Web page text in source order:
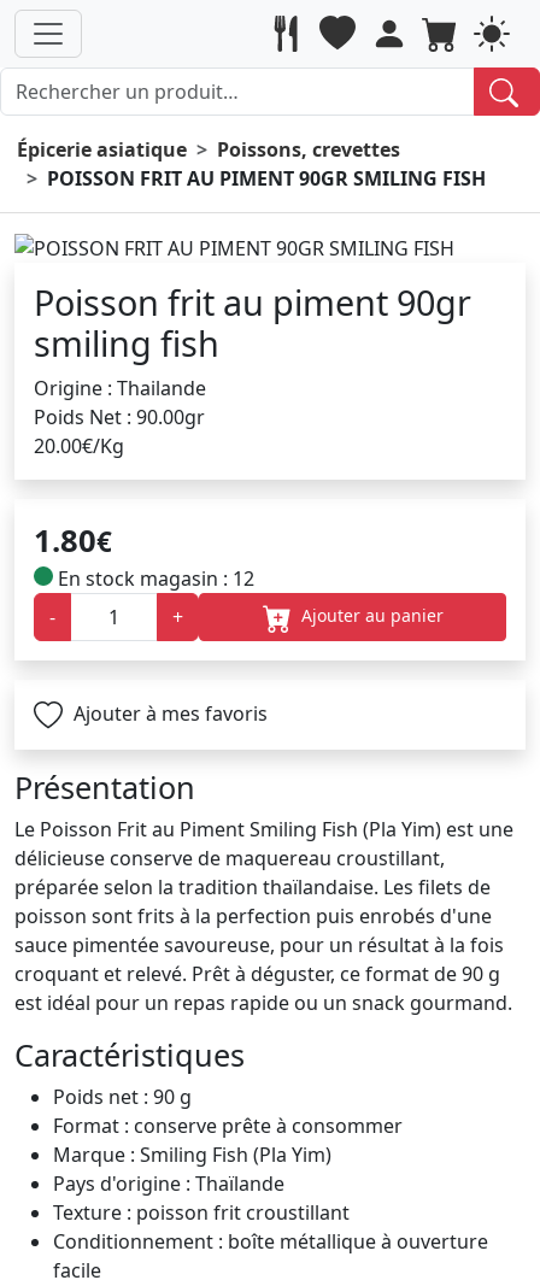
Épicerie asiatique
Poissons, crevettes
POISSON FRIT AU PIMENT 90GR SMILING FISH
Poisson frit au piment 90gr
smiling fish
Origine : Thailande
Poids Net : 90.00gr
20.00€/Kg
1.80€
En stock magasin : 12
-
+ Ajouter au panier
Ajouter à mes favoris
Présentation
Le Poisson Frit au Piment Smiling Fish (Pla Yim) est une
délicieuse conserve de maquereau croustillant,
préparée selon la tradition thaïlandaise. Les filets de
poisson sont frits à la perfection puis enrobés d'une
sauce pimentée savoureuse, pour un résultat à la fois
croquant et relevé. Prêt à déguster, ce format de 90 g
est idéal pour un repas rapide ou un snack gourmand.
Caractéristiques
Poids net : 90 g
Format : conserve prête à consommer
Marque : Smiling Fish (Pla Yim)
Pays d'origine : Thaïlande
Texture : poisson frit croustillant
Conditionnement : boîte métallique à ouverture
facile